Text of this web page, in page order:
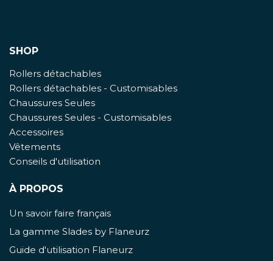
SHOP
Rollers détachables
Rollers détachables - Customisables
Chaussures Seules
Chaussures Seules - Customisables
Accessoires
Vêtements
Conseils d'utilisation
À PROPOS
Un savoir faire français
La gamme Slades by Flaneurz
Guide d'utilisation Flaneurz